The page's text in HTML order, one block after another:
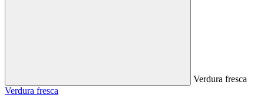
Verdura fresca
Verdura fresca